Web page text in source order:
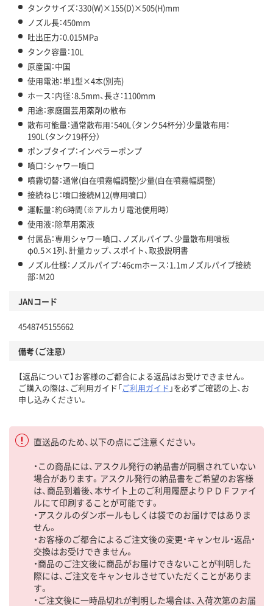
タンクサイズ：330(W)×155(D)×505(H)mm
ノズル長：450mm
吐出圧力：0.015MPa
タンク容量：10L
原産国：中国
使用電池：単1型×4本(別売)
ホース：内径：8.5mm、長さ：1100mm
用途：家庭園芸用薬剤の散布
散布可能量：通常散布用：540L（タンク54杯分）少量散布用：
190L（タンク19杯分）
ポンプタイプ：インペラーポンプ
噴口：シャワー噴口
噴霧切替：通常(自在噴霧幅調整)少量(自在噴霧幅調整)
接続ねじ：噴口接続M12(専用噴口）
運転量：約6時間（※アルカリ電池使用時）
使用液：除草用薬液
付属品：専用シャワー噴口、ノズルパイプ、少量散布用噴板
φ0.5×1列、計量カップ、スポイト、取扱説明書
ノズル仕様：ノズルパイプ：46cmホース：1.1mノズルパイプ接続
部：M20
JANコード
4548745155662
備考（ご注意）
【返品について】お客様のご都合による返品はお受けできません。
ご購入の際は、ご利用ガイド「ご利用ガイド 」を必ずご確認の上、お
申し込みください。
直送品のため、以下の点にご注意ください。
・この商品には、アスクル発行の納品書が同梱されていない
場合があります。アスクル発行の納品書をご希望のお客様
は、商品到着後、本サイト上のご利用履歴よりＰＤＦファイ
ルにて印刷することが可能です。
・アスクルのダンボールもしくは袋でのお届けではありま
せん。
・お客様のご都合によるご注文後の変更・キャンセル・返品・
交換はお受けできません。
・商品のご注文後に商品がお届けできないことが判明した
際には、ご注文をキャンセルさせていただくことがありま
す。
・ご注文後に一時品切れが判明した場合は、入荷次第のお届